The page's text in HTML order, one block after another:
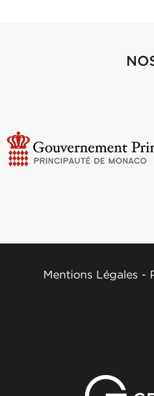
Mentions Légales -